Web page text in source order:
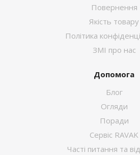
Повернення
Якість товару
Політика
ЗМІ про нас
Допомога
Блог
Огляди
Поради
Сервіс RAVAK
Часті питання та